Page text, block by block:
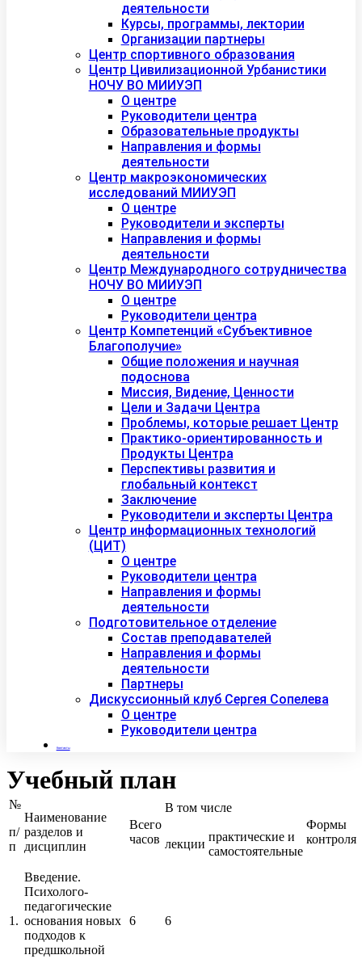
деятельности
Курсы, программы, лектории
Организации партнеры
Центр спортивного образования
Центр Цивилизационной Урбанистики
НОЧУ ВО МИИУЭП
О центре
Руководители центра
Образовательные продукты
Направления и формы
деятельности
Центр макроэкономических
исследований МИИУЭП
О центре
Руководители и эксперты
Направления и формы
деятельности
Центр Международного сотрудничества
НОЧУ ВО МИИУЭП
О центре
Руководители центра
Центр Компетенций «Субъективное
Благополучие»
Общие положения и научная
подоснова
Миссия, Видение, Ценности
Цели и Задачи Центра
Проблемы, которые решает Центр
Практико-ориентированность и
Продукты Центра
Перспективы развития и
глобальный контекст
Заключение
Руководители и эксперты Центра
Центр информационных технологий
(ЦИТ)
О центре
Руководители центра
Направления и формы
деятельности
Подготовительное отделение
Состав преподавателей
Направления и формы
деятельности
Партнеры
Дискуссионный клуб Сергея Сопелева
О центре
Руководители центра
Контакты
Учебный план
№
п/
п
Наименование
разделов и
дисциплин
Всего
часов
В том числе
Формы
контроля
лекции
практические и
самостоятельные
1.
Введение.
Психолого-
педагогические
основания новых
подходов к
предшкольной
6 6